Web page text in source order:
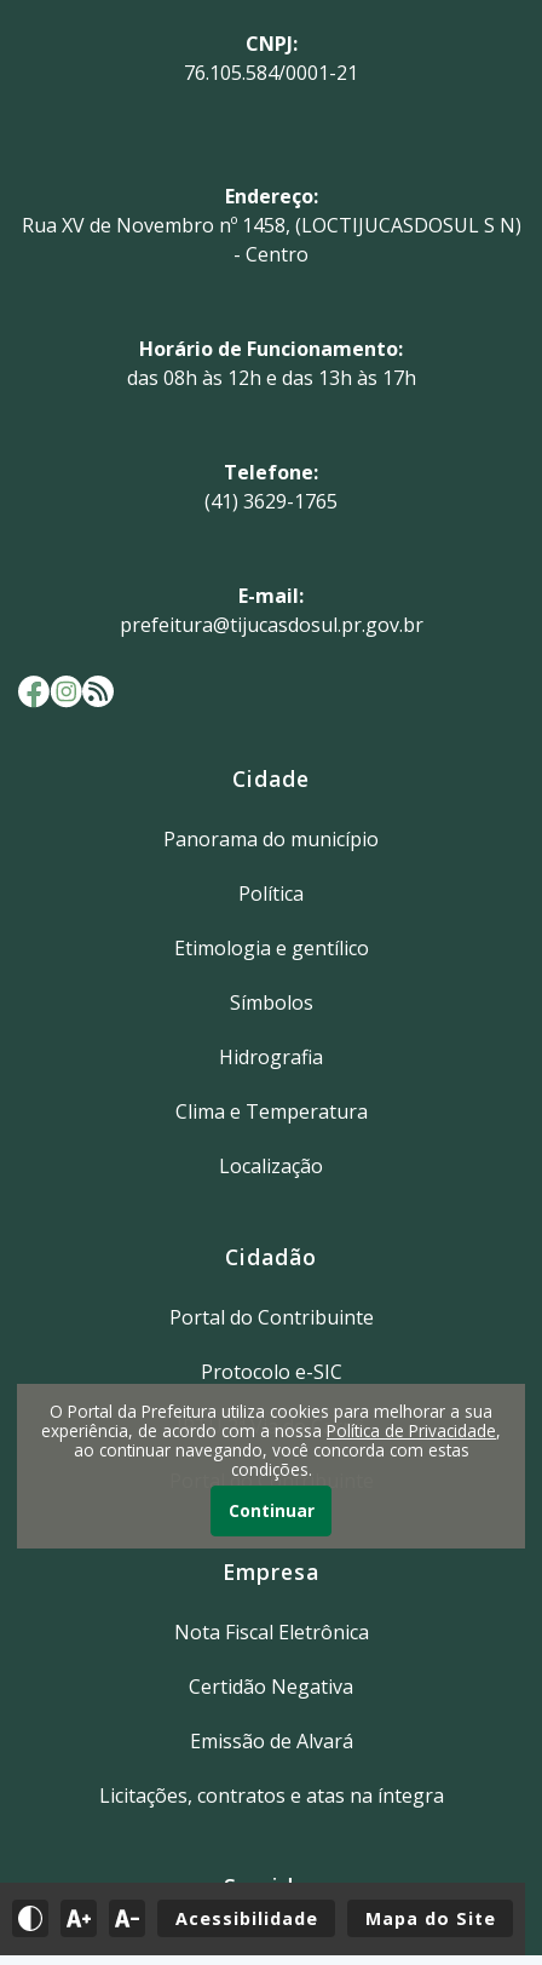
Acessibilidade Mapa do Site
CNPJ:
76.105.584/0001-21
Endereço:
Rua XV de Novembro nº 1458, (LOCTIJUCASDOSUL S N)
- Centro
Horário de Funcionamento:
das 08h às 12h e das 13h às 17h
Telefone:
(41) 3629-1765
E-mail:
prefeitura@tijucasdosul.pr.gov.br
Cidade
Panorama do município
Política
Etimologia e gentílico
Símbolos
Hidrografia
Clima e Temperatura
Localização
Cidadão
Portal do Contribuinte
Protocolo e-SIC
IPTU 2ª Via do Carnê
Portal do Contribuinte
Empresa
Nota Fiscal Eletrônica
Certidão Negativa
Emissão de Alvará
Licitações, contratos e atas na íntegra
Servidor
O Portal da Prefeitura utiliza cookies para melhorar a sua
experiência, de acordo com a nossa Política de Privacidade,
ao continuar navegando, você concorda com estas
condições.
Continuar